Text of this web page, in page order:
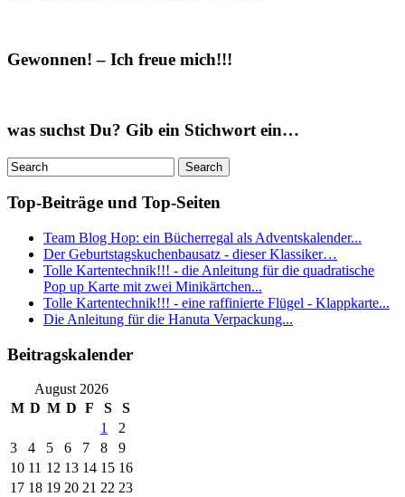
Gewonnen! – Ich freue mich!!!
was suchst Du? Gib ein Stichwort ein…
Top-Beiträge und Top-Seiten
Team Blog Hop: ein Bücherregal als Adventskalender...
Der Geburtstagskuchenbausatz - dieser Klassiker…
Tolle Kartentechnik!!! - die Anleitung für die quadratische
Pop up Karte mit zwei Minikärtchen...
Tolle Kartentechnik!!! - eine raffinierte Flügel - Klappkarte...
Die Anleitung für die Hanuta Verpackung...
Beitragskalender
August 2026
M D M D F S
S
1
2
3
4 5 6 7 8
9
10 11 12 13 14 15 16
17 18 19 20 21 22 23